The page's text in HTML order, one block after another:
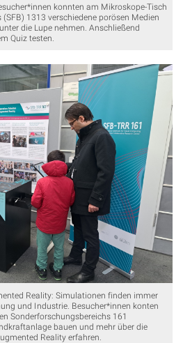
konnten am Mikroskope-Tisch
1313 verschiedene porösen Medien
die Lupe nehmen. Anschließend
Quiz testen.
Reality: Simulationen finden immer
und Industrie. Besucher*innen konten
Sonderforschungsbereichs 161
bauen und mehr über die
Reality erfahren.